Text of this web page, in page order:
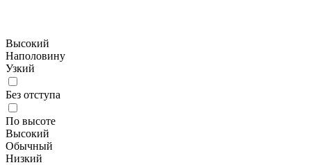
Высокий
Наполовину
Узкий
Без отступа
По высоте
Высокий
Обычный
Низкий